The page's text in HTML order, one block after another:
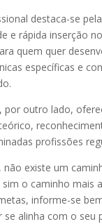
destaca-se
e rápida inserção
quem quer
específicas e
por outro lado,
profissões
não existe um
o caminho mais
informe-se
se alinha com o seu